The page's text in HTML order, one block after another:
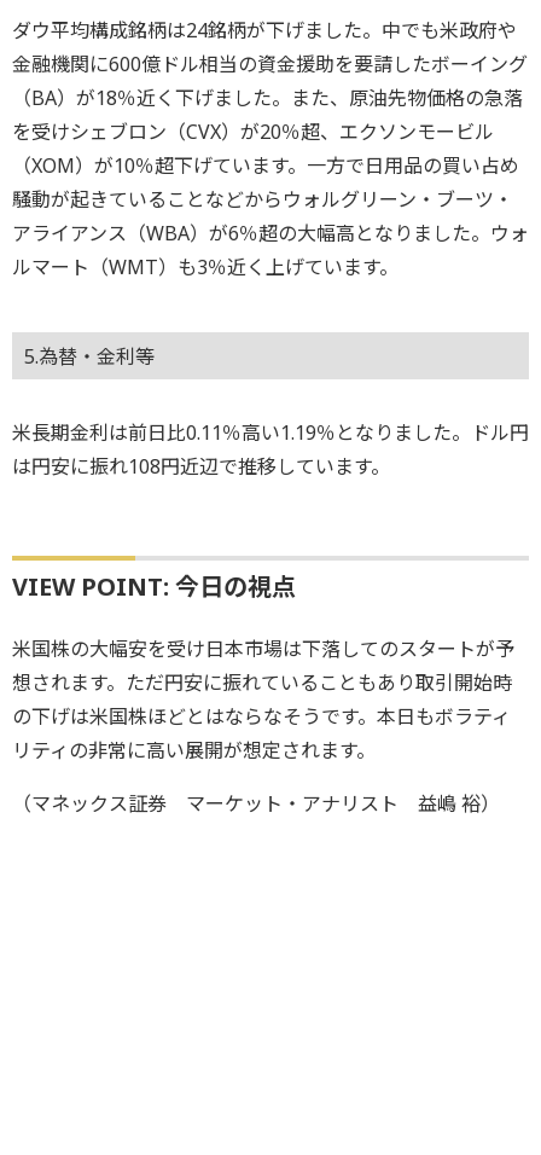
ダウ平均構成銘柄は24銘柄が下げました。中でも米政府や
金融機関に600億ドル相当の資金援助を要請したボーイング
（BA）が18％近く下げました。また、原油先物価格の急落
を受けシェブロン（CVX）が20％超、エクソンモービル
（XOM）が10％超下げています。一方で日用品の買い占め
騒動が起きていることなどからウォルグリーン・ブーツ・
アライアンス（WBA）が6％超の大幅高となりました。ウォ
ルマート（WMT）も3％近く上げています。
5.為替・金利等
米長期金利は前日比0.11％高い1.19％となりました。ドル円
は円安に振れ108円近辺で推移しています。
VIEW POINT: 今日の視点
米国株の大幅安を受け日本市場は下落してのスタートが予
想されます。ただ円安に振れていることもあり取引開始時
の下げは米国株ほどとはならなそうです。本日もボラティ
リティの非常に高い展開が想定されます。
（マネックス証券 マーケット・アナリスト 益嶋 裕）